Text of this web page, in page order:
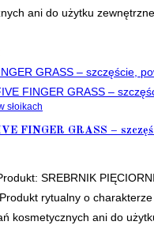
ani do użytku
słoikach
FINGER GRASS –
SREBRNIK
rytualny o
kosmetycznych ani do